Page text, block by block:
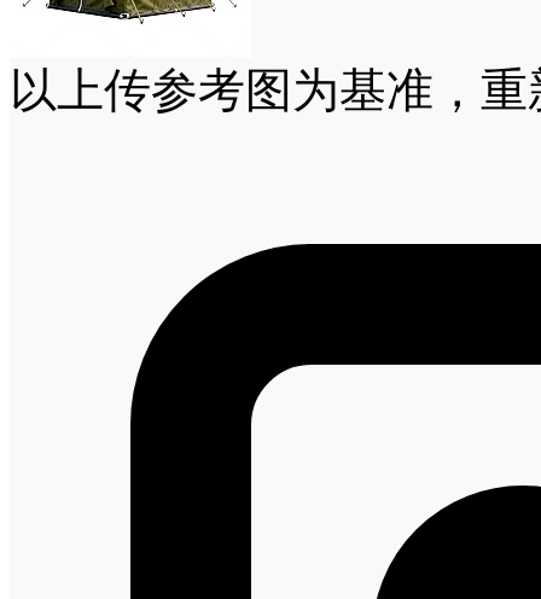
以上传参考图为基准，